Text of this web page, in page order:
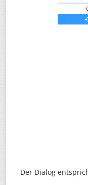
Der Dialog